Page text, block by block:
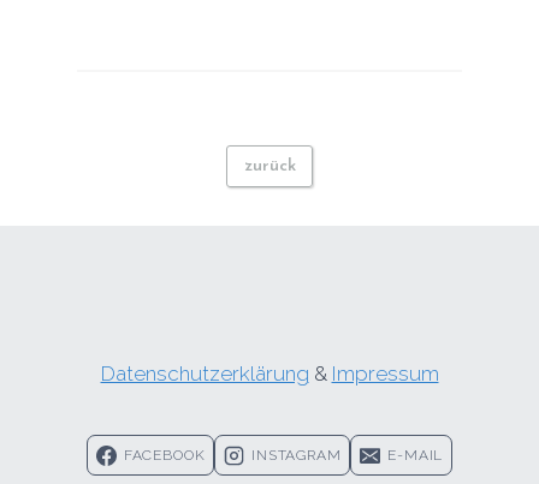
zurück
Datenschutzerklärung & Impressum
FACEBOOK INSTAGRAM E-MAIL